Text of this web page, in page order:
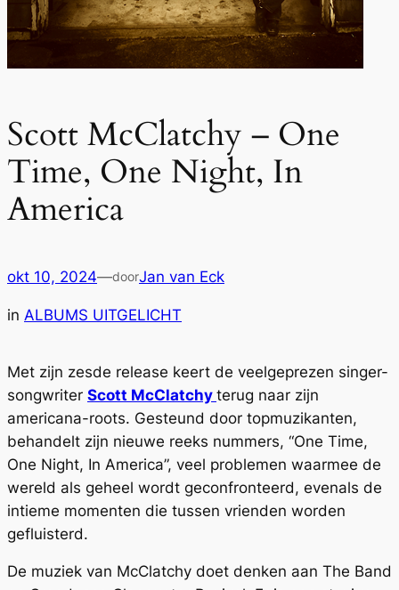
Scott McClatchy – One
Time, One Night, In
America
okt 10, 2024—doorJan van Eck
in ALBUMS UITGELICHT
Met zijn zesde release keert de veelgeprezen singer-
songwriter Scott McClatchy terug naar zijn
americana-roots. Gesteund door topmuzikanten,
behandelt zijn nieuwe reeks nummers, “One Time,
One Night, In America”, veel problemen waarmee de
wereld als geheel wordt geconfronteerd, evenals de
intieme momenten die tussen vrienden worden
gefluisterd.
De muziek van McClatchy doet denken aan The Band